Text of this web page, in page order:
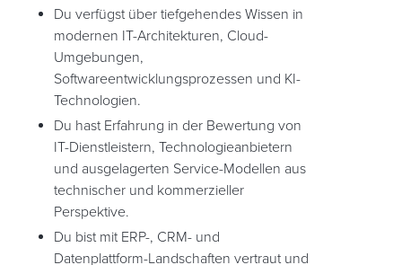
Du verfügst über tiefgehendes Wissen in
modernen IT-Architekturen, Cloud-
Umgebungen,
Softwareentwicklungsprozessen und KI-
Technologien.
Du hast Erfahrung in der Bewertung von
IT-Dienstleistern, Technologieanbietern
und ausgelagerten Service-Modellen aus
technischer und kommerzieller
Perspektive.
Du bist mit ERP-, CRM- und
Datenplattform-Landschaften vertraut und